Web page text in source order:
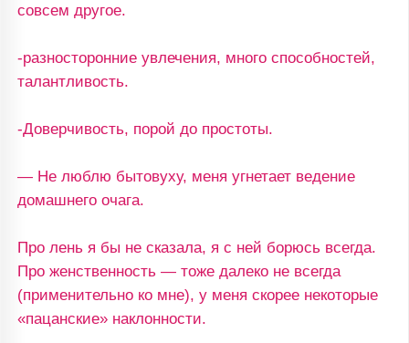
совсем другое.
-разносторонние увлечения, много способностей,
талантливость.
-Доверчивость, порой до простоты.
— Не люблю бытовуху, меня угнетает ведение
домашнего очага.
Про лень я бы не сказала, я с ней борюсь всегда.
Про женственность — тоже далеко не всегда
(применительно ко мне), у меня скорее некоторые
«пацанские» наклонности.